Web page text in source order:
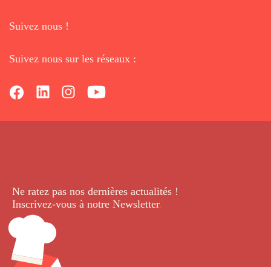
Suivez nous !
Suivez nous sur les réseaux :
Ne ratez pas nos dernières actualités !
Inscrivez-vous à notre Newsletter.